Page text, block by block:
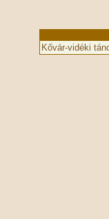
Kővár-vidéki